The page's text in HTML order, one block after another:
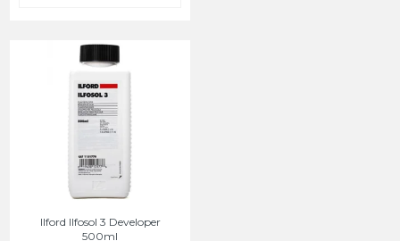
Ilford Ilfosol 3 Developer
500ml